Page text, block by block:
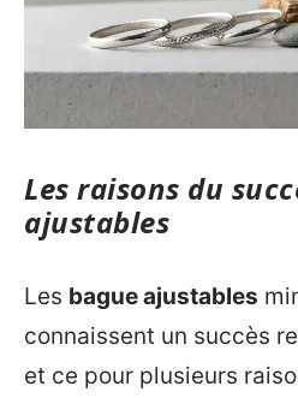
Les raisons du
ajustables
Les bague ajustables
connaissent un succès
et ce pour plusieurs